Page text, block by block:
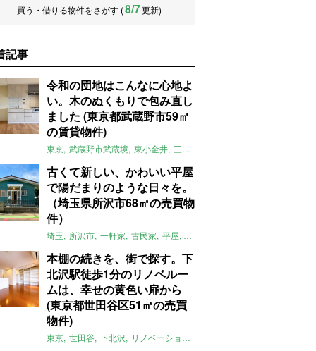
買う・借りる物件をさがす (8/7更新)
記事
令和の団地はこんなに心地よ
い。木のぬくもりで包み直し
ました (東京都武蔵野市59㎡
の賃貸物件)
東京 武蔵野市武蔵境 東小金井 三鷹
古くて新しい、かわいい平屋
で陽だまりのような日々を。
（埼玉県所沢市68㎡の売買物
件）
埼玉 所沢市 一軒家 古民家 平屋 庭
本棚の続きを、街で探す。下
北沢駅徒歩1分のリノベルー
ムは、幸せの黄色い扉から
(東京都世田谷区51㎡の売買
物件)
東京 世田谷 下北沢 リノベーション